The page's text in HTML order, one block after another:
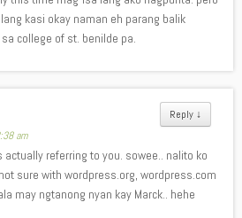
kasi okay naman eh parang balik
college of st. benilde pa.
Reply ↓
am
actually referring to you. sowee.. nalito ko
sure with wordpress.org, wordpress.com
may ngtanong nyan kay Marck.. hehe